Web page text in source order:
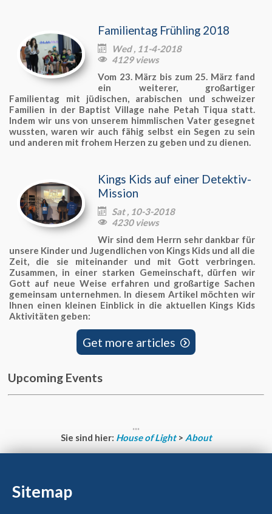
Familientag Frühling 2018
 Wed , 11-4-2018
 4129 views
Vom 23. März bis zum 25. März fand
ein weiterer, großartiger
Familientag mit jüdischen, arabischen und schweizer
Familien in der Baptist Village nahe Petah Tiqua statt.
Indem wir uns von unserem himmlischen Vater gesegnet
wussten, waren wir auch fähig selbst ein Segen zu sein
und anderen mit frohem Herzen zu geben und zu dienen.
Kings Kids auf einer Detektiv-
Mission
 Sat , 10-3-2018
 4230 views
Wir sind dem Herrn sehr dankbar für
unsere Kinder und Jugendlichen von Kings Kids und all die
Zeit, die sie miteinander und mit Gott verbringen.
Zusammen, in einer starken Gemeinschaft, dürfen wir
Gott auf neue Weise erfahren und großartige Sachen
gemeinsam unternehmen. In diesem Artikel möchten wir
Ihnen einen kleinen Einblick in die aktuellen Kings Kids
Aktivitäten geben:
Get more articles 
Upcoming Events
Sie sind hier: House of Light > About
Sitemap